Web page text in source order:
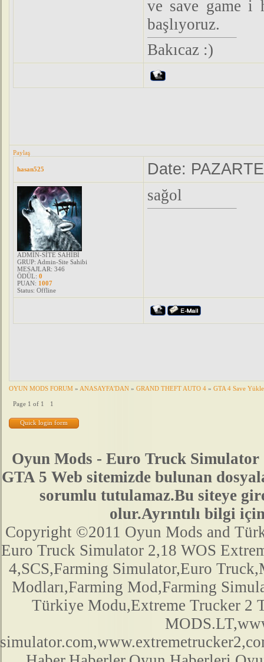
ve save game i
başlıyoruz.
Bakıcaz :)
Paylaş
hasan525 Date:
ADMİN-SİTE SAHİBİ
GRUP: Admin-Site Sahibi
MESAJLAR: 346
ÖDÜL: 0
PUAN: 1007
Status: Offline
sağol
OYUN MODS FORUM » ANASAYFA'DAN » GRAND THEFT AUTO 4 » GTA 4 Save
Page 1 of 1 1
Oyun Mods - Euro Truck
GTA 5 Web sitemizde bulunan
sorumlu tutulamaz.Bu siteye
olur.Ayrıntılı bilgi
Copyright ©2011 Oyun Mods and
Euro Truck Simulator 2,18 WOS
4,SCS,Farming Simulator,Euro
Modları,Farming Mod,Farming
Türkiye Modu,Extreme Trucker 2